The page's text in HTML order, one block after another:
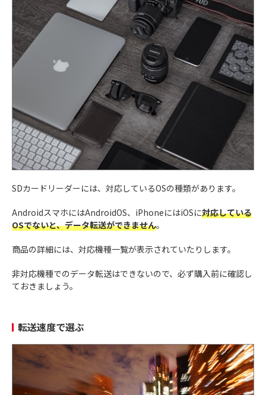
SDカードリーダーには、対応しているOSの種類があります。
AndroidスマホにはAndroidOS、iPhoneにはiOSに対応している
OSでないと、データ転送ができません。
商品の詳細には、対応機種一覧が表示されていたりします。
非対応機種でのデータ転送はできないので、必ず購入前に確認し
ておきましょう。
転送速度で選ぶ